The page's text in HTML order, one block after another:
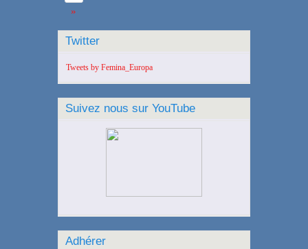
»
Twitter
Tweets by Femina_Europa
Suivez nous sur YouTube
Adhérer